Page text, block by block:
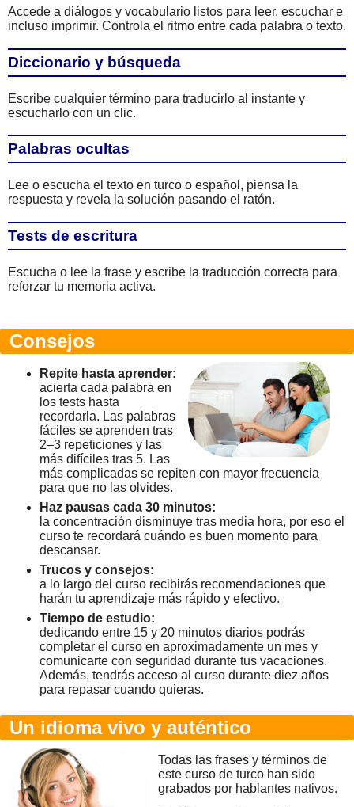
Accede a diálogos y vocabulario listos para leer, escuchar e
incluso imprimir. Controla el ritmo entre cada palabra o texto.
Diccionario y búsqueda
Escribe cualquier término para traducirlo al instante y
escucharlo con un clic.
Palabras ocultas
Lee o escucha el texto en turco o español, piensa la
respuesta y revela la solución pasando el ratón.
Tests de escritura
Escucha o lee la frase y escribe la traducción correcta para
reforzar tu memoria activa.
Consejos
Repite hasta aprender:
acierta cada palabra en
los tests hasta
recordarla. Las palabras
fáciles se aprenden tras
2–3 repeticiones y las
más difíciles tras 5. Las
más complicadas se repiten con mayor frecuencia
para que no las olvides.
Haz pausas cada 30 minutos:
la concentración disminuye tras media hora, por eso el
curso te recordará cuándo es buen momento para
descansar.
Trucos y consejos:
a lo largo del curso recibirás recomendaciones que
harán tu aprendizaje más rápido y efectivo.
Tiempo de estudio:
dedicando entre 15 y 20 minutos diarios podrás
completar el curso en aproximadamente un mes y
comunicarte con seguridad durante tus vacaciones.
Además, tendrás acceso al curso durante diez años
para repasar cuando quieras.
Un idioma vivo y auténtico
Todas las frases y términos de
este curso de turco han sido
grabados por hablantes nativos.